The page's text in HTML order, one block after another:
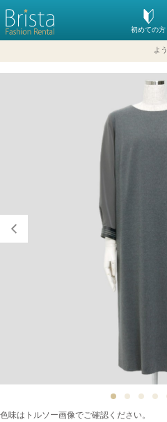
初めての方
よ
色味はトルソー画像でご確認ください。